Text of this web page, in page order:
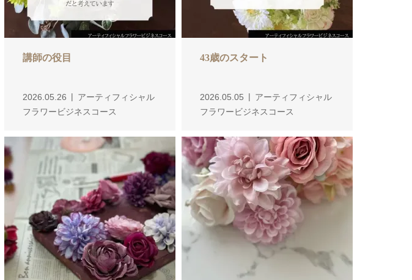
講師の役目
2026.05.26
アーティフィシャル
フラワービジネスコース
43歳のスタート
2026.05.05
アーティフィシャル
フラワービジネスコース